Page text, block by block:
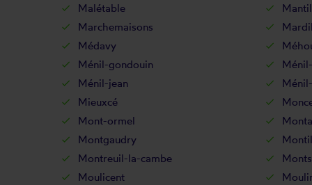
Malétable
Marchemaisons
Médavy
Ménil-gondouin
Ménil-jean
Mieuxcé
Mont-ormel
Montgaudry
Montreuil-la-cambe
Moulicent